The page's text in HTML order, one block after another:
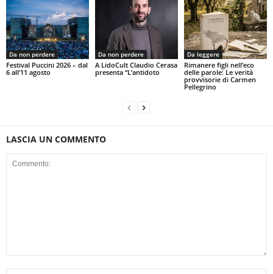
Da non perdere
Festival Puccini 2026 – dal
6 all’11 agosto
Da non perdere
A LidoCult Claudio Cerasa
presenta “L’antidoto
Da leggere
Rimanere figli nell’eco
delle parole: Le verità
provvisorie di Carmen
Pellegrino
LASCIA UN COMMENTO